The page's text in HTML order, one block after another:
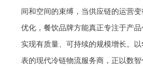
间和空间的束缚，当供应链的运营
优化，餐饮品牌方能真正专注于产品
实现有质量、可持续的规模增长。以
表的现代冷链物流服务商，正以数